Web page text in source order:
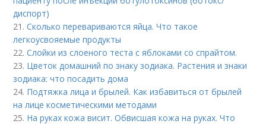
диспорт)
21.Сколько перевариваются яйца. Что такое
легкоусвояемые продукты
22.Слойки из слоеного теста с яблоками со спрайтом.
23. Цветок домашний по знаку зодиака. Растения и знаки
зодиака: что посадить дома
24. Подтяжка лица и брылей. Как избавиться от брылей
на лице косметическими методами
25. На руках кожа висит. Обвисшая кожа на руках. Что